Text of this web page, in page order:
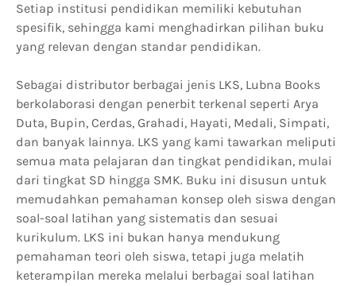
Setiap institusi pendidikan memiliki kebutuhan
spesifik, sehingga kami menghadirkan pilihan buku
yang relevan dengan standar pendidikan.
Sebagai distributor berbagai jenis LKS, Lubna Books
berkolaborasi dengan penerbit terkenal seperti Arya
Duta, Bupin, Cerdas, Grahadi, Hayati, Medali, Simpati,
dan banyak lainnya. LKS yang kami tawarkan meliputi
semua mata pelajaran dan tingkat pendidikan, mulai
dari tingkat SD hingga SMK. Buku ini disusun untuk
memudahkan pemahaman konsep oleh siswa dengan
soal-soal latihan yang sistematis dan sesuai
kurikulum. LKS ini bukan hanya mendukung
pemahaman teori oleh siswa, tetapi juga melatih
keterampilan mereka melalui berbagai soal latihan